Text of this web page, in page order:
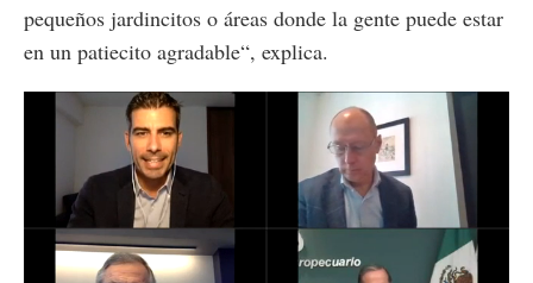
pequeños jardincitos o áreas donde la gente puede estar
en un patiecito agradable“, explica.